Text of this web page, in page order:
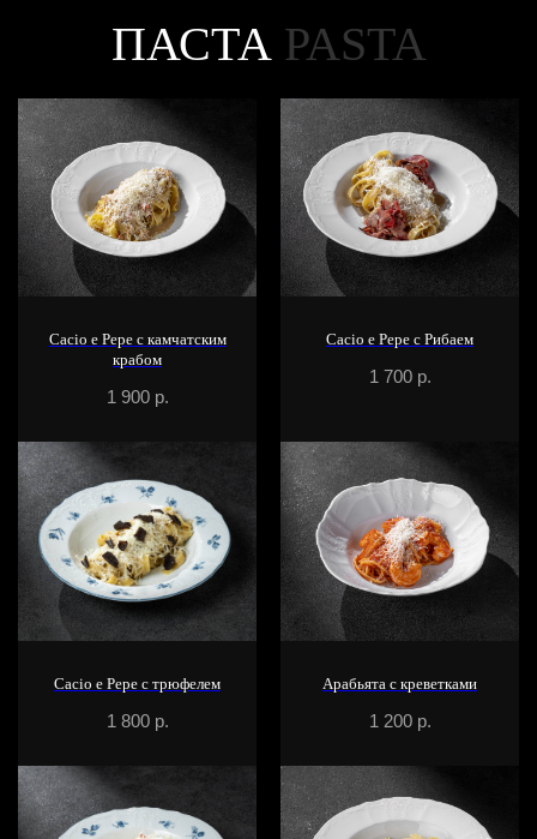
ПАСТА PASTA
Cacio e Pepe с камчатским
крабом
1 900 р.
Cacio e Pepe с Рибаем
1 700 р.
Cacio e Pepe с трюфелем
1 800 р.
Арабьята с креветками
1 200 р.